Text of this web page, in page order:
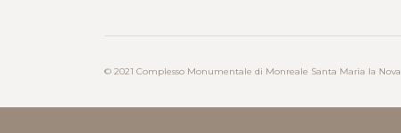
© 2021 Complesso Monumentale di Monreale Santa Maria la Nova